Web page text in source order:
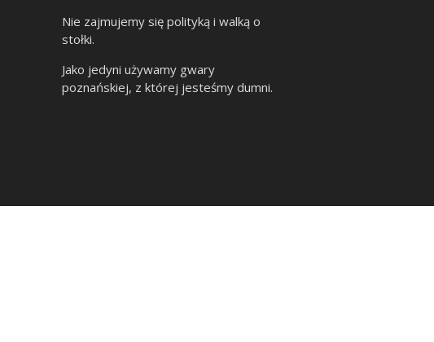
Nie zajmujemy się polityką i walką o
stołki.
Jako jedyni używamy gwary
poznańskiej, z której jesteśmy dumni.